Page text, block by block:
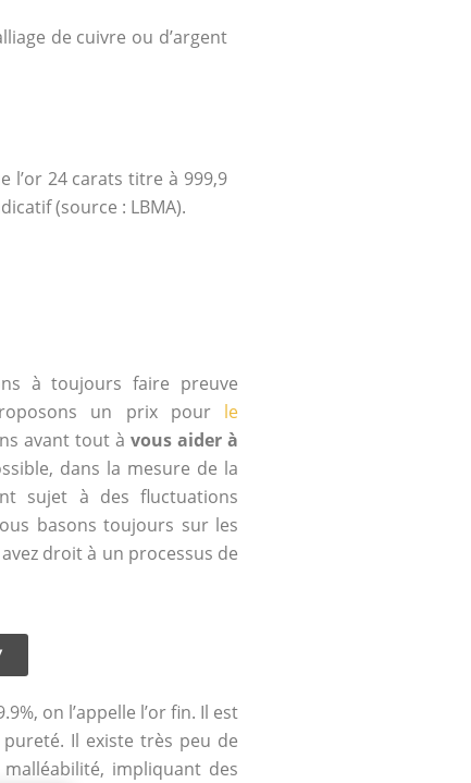
de cuivre ou d’argent
l’or 24 carats titre à 999,9
(source : LBMA).
à toujours faire preuve
un prix pour le
avant tout àvous aider à
dans la mesure de la
sujet à des fluctuations
basons toujours sur les
droit à un processus de
on l’appelle l’or fin. Il est
Il existe très peu de
impliquant des